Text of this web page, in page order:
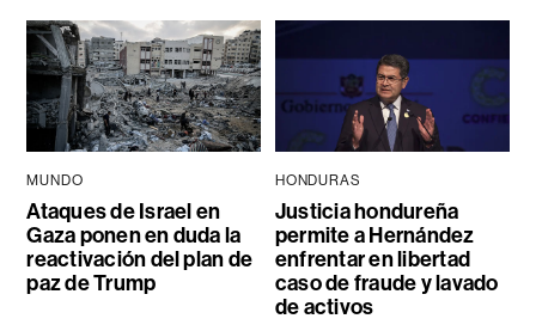
MUNDO
Ataques de Israel en
Gaza ponen en duda la
reactivación del plan de
paz de Trump
HONDURAS
Justicia hondureña
permite a Hernández
enfrentar en libertad
caso de fraude y lavado
de activos